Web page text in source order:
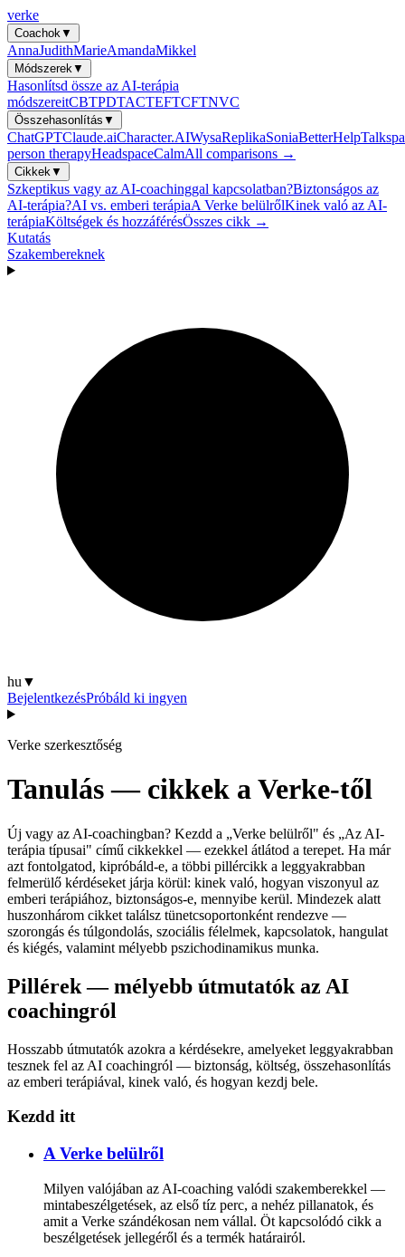
verke
Coachok▼
AnnaJudithMarieAmandaMikkel
Módszerek▼
Hasonlítsd össze az AI-terápia
módszereitCBTPDTACTEFTCFTNVC
Összehasonlítás ▼
ChatGPTClaude.aiCharacter.AIWysaReplikaSoniaBetterHelp
person therapyHeadspaceCalmAll comparisons →
Cikkek▼
Szkeptikus vagy az AI-coachinggal kapcsolatban?Biztonságos az
AI-terápia?AI vs. emberi terápiaA Verke belülrőlKinek való az AI-
terápiaKöltségek és hozzáférésÖsszes cikk →
Kutatás
Szakembereknek
hu ▼
BejelentkezésPróbáld ki ingyen
Verke szerkesztőség
Tanulás — cikkek a Verke-től
Új vagy az AI-coachingban? Kezdd a „Verke belülről" és „Az AI-
terápia típusai" című cikkekkel — ezekkel átlátod a terepet. Ha már
azt fontolgatod, kipróbáld-e, a többi pillércikk a leggyakrabban
felmerülő kérdéseket járja körül: kinek való, hogyan viszonyul az
emberi terápiához, biztonságos-e, mennyibe kerül. Mindezek alatt
huszonhárom cikket találsz tünetcsoportonként rendezve —
szorongás és túlgondolás, szociális félelmek, kapcsolatok, hangulat
és kiégés, valamint mélyebb pszichodinamikus munka.
Pillérek — mélyebb útmutatók az AI
coachingról
Hosszabb útmutatók azokra a kérdésekre, amelyeket leggyakrabban
tesznek fel az AI coachingról — biztonság, költség, összehasonlítás
az emberi terápiával, kinek való, és hogyan kezdj bele.
Kezdd itt
A Verke belülről
Milyen valójában az AI-coaching valódi szakemberekkel —
mintabeszélgetések, az első tíz perc, a nehéz pillanatok, és
amit a Verke szándékosan nem vállal. Öt kapcsolódó cikk a
beszélgetések jellegéről és a termék határairól.